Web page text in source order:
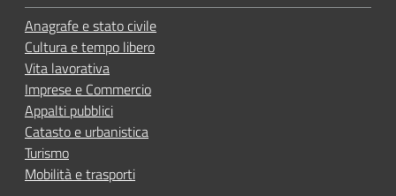
Anagrafe e stato civile
Cultura e tempo libero
Vita lavorativa
Imprese e Commercio
Appalti pubblici
Catasto e urbanistica
Turismo
Mobilità e trasporti